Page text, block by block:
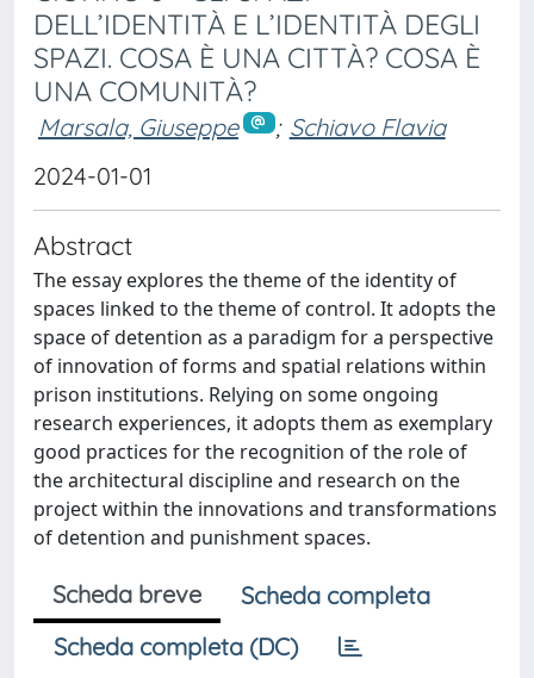
DELL’IDENTITÀ E L’IDENTITÀ DEGLI
SPAZI. COSA È UNA CITTÀ? COSA È
UNA COMUNITÀ?
Marsala, Giuseppe ; Schiavo Flavia
2024-01-01
Abstract
The essay explores the theme of the identity of
spaces linked to the theme of control. It adopts the
space of detention as a paradigm for a perspective
of innovation of forms and spatial relations within
prison institutions. Relying on some ongoing
research experiences, it adopts them as exemplary
good practices for the recognition of the role of
the architectural discipline and research on the
project within the innovations and transformations
of detention and punishment spaces.
Scheda breve
Scheda completa
Scheda completa (DC)